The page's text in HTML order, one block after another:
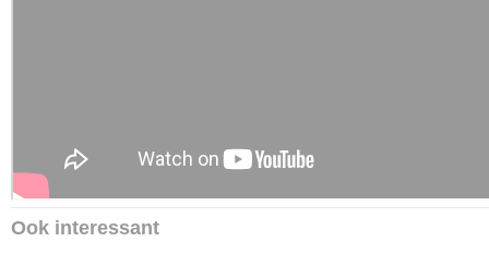
Ook interessant